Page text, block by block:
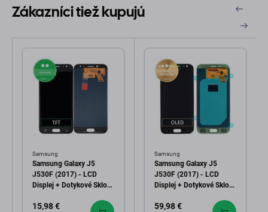
Zákazníci tiež kupujú
Samsung
Samsung Galaxy J5
J530F (2017) - LCD
Displej + Dotykové Sklo
15,98 €
Samsung
Samsung Galaxy J5
J530F (2017) - LCD
Displej + Dotykové Sklo
GH97-20880A Genuine
59,98 €